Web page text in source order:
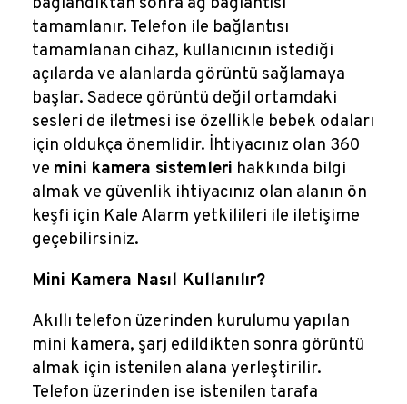
tamamlanır. Telefon ile bağlantısı
tamamlanan cihaz, kullanıcının istediği
açılarda ve alanlarda görüntü sağlamaya
başlar. Sadece görüntü değil ortamdaki
sesleri de iletmesi ise özellikle bebek odaları
için oldukça önemlidir. İhtiyacınız olan 360
ve mini kamera sistemleri hakkında bilgi
almak ve güvenlik ihtiyacınız olan alanın ön
keşfi için Kale Alarm yetkilileri ile iletişime
geçebilirsiniz.
Mini Kamera Nasıl Kullanılır?
Akıllı telefon üzerinden kurulumu yapılan
mini kamera, şarj edildikten sonra görüntü
almak için istenilen alana yerleştirilir.
Telefon üzerinden ise istenilen tarafa